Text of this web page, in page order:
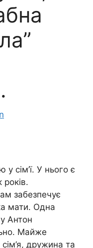
сім’ї. У нього є
забезпечує
мати. Одна
Антон
Майже
дружина та